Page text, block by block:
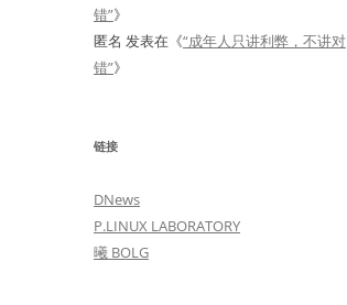
错”》
匿名 发表在《“成年人只讲利弊，不讲对
错”》
链接
DNews
P.LINUX LABORATORY
曦 BOLG